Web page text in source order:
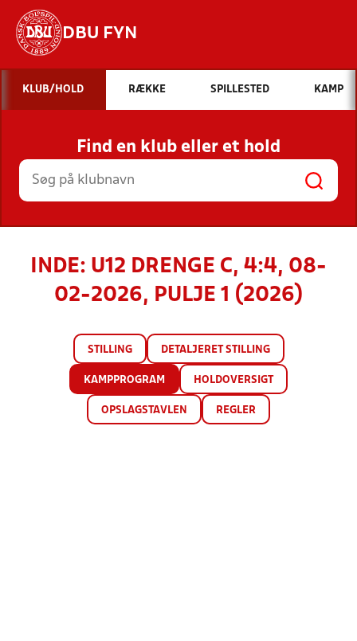
DBU FYN
Hvad vil du søge efter?
INDHOLD OG NYHEDER
STILLINGER, RESULTATER, KLUBBER OG
HOLD
KLUB/HOLD RÆKKE SPILLESTED KAMP
Find en klub eller et hold
INDE: U12 DRENGE C, 4:4, 08-
02-2026, PULJE 1 (2026)
STILLING DETALJERET STILLING
KAMPPROGRAM HOLDOVERSIGT
OPSLAGSTAVLEN REGLER